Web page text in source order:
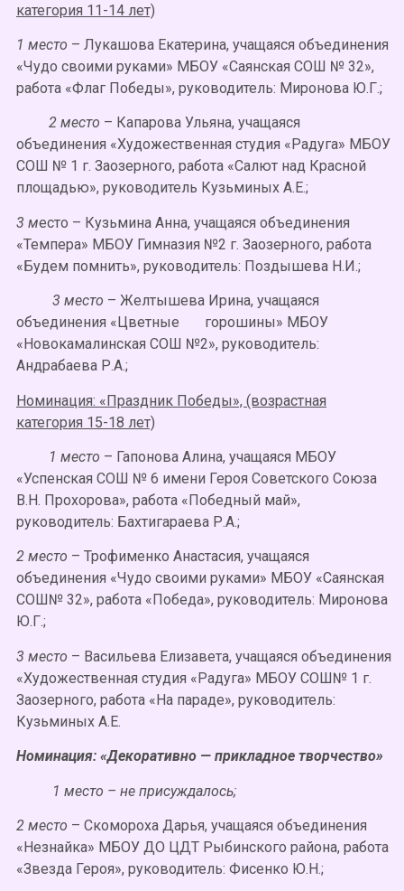
категория 11-14 лет)
1 место – Лукашова Екатерина, учащаяся объединения
«Чудо своими руками» МБОУ «Саянская СОШ № 32»,
работа «Флаг Победы», руководитель: Миронова Ю.Г.;
2 место – Капарова Ульяна, учащаяся
объединения «Художественная студия «Радуга» МБОУ
СОШ № 1 г. Заозерного, работа «Салют над Красной
площадью», руководитель Кузьминых А.Е.;
3 место – Кузьмина Анна, учащаяся объединения
«Темпера» МБОУ Гимназия №2 г. Заозерного, работа
«Будем помнить», руководитель: Поздышева Н.И.;
3 место – Желтышева Ирина, учащаяся
объединения «Цветные горошины» МБОУ
«Новокамалинская СОШ №2», руководитель:
Андрабаева Р.А.;
Номинация: «Праздник Победы», (возрастная
категория 15-18 лет)
1 место – Гапонова Алина, учащаяся МБОУ
«Успенская СОШ № 6 имени Героя Советского Союза
В.Н. Прохорова», работа «Победный май»,
руководитель: Бахтигараева Р.А.;
2 место – Трофименко Анастасия, учащаяся
объединения «Чудо своими руками» МБОУ «Саянская
СОШ№ 32», работа «Победа», руководитель: Миронова
Ю.Г.;
3 место – Васильева Елизавета, учащаяся объединения
«Художественная студия «Радуга» МБОУ СОШ№ 1 г.
Заозерного, работа «На параде», руководитель:
Кузьминых А.Е.
Номинация: «Декоративно — прикладное творчество»
1 место – не присуждалось;
2 место – Скомороха Дарья, учащаяся объединения
«Незнайка» МБОУ ДО ЦДТ Рыбинского района, работа
«Звезда Героя», руководитель: Фисенко Ю.Н.;